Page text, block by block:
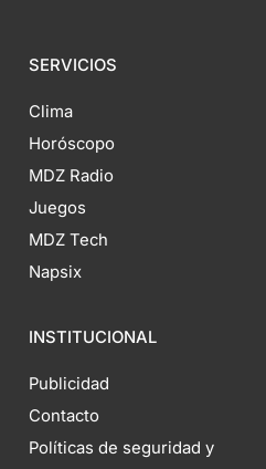
SERVICIOS
Clima
Horóscopo
MDZ Radio
Juegos
MDZ Tech
Napsix
INSTITUCIONAL
Publicidad
Contacto
Políticas de seguridad y